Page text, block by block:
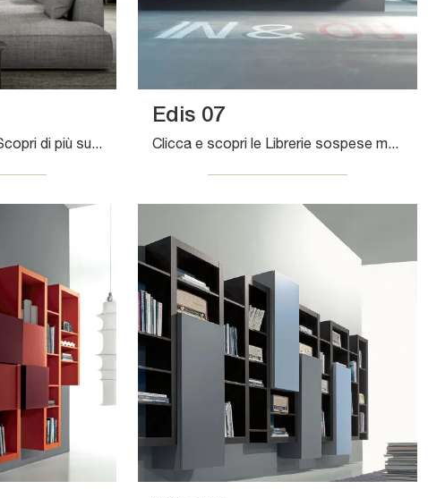
Vuoi rinnovare il living? Scopri di più sulle librerie moderne a muro e arreda i tuoi locali con il modello Living Time.
Edis 07
Clicca e scopri le Librerie sospese moderne! Il modello Edis 07 Fimar saprà completare un living pratico e operativo.